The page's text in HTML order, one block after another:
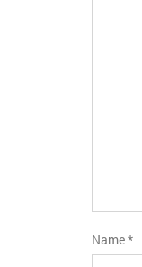
Name*